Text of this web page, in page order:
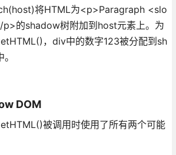
将HTML为<p>Paragraph <slo
的shadow树附加到host元素上。为
，div中的数字123被分配到sh
DOM
被调用时使用了所有两个可能